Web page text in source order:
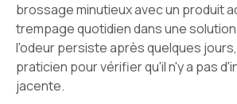
brossage minutieux avec un produit
trempage quotidien dans une
l'odeur persiste après quelques
praticien pour vérifier qu'il n'y a pas
jacente.